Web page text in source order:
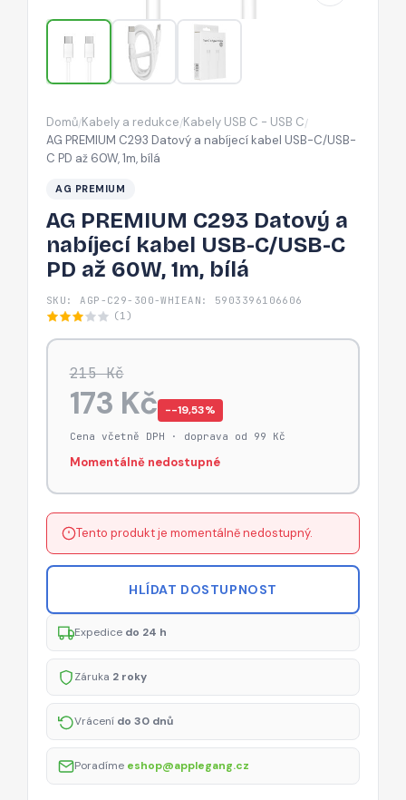
kabel
USB-
C
až
Domů/Kabely a redukce/Kabely USB C - USB C/
AG PREMIUM C293 Datový a nabíjecí kabel USB-C/USB-
C PD až 60W, 1m, bílá
AG PREMIUM
AG PREMIUM C293 Datový a
nabíjecí kabel USB-C/USB-C
PD až 60W, 1m, bílá
SKU: AGP-C29-300-WHI EAN: 5903396106606
(1)
215 Kč
173 Kč −-19,53%
Cena včetně DPH · doprava od 99 Kč
Momentálně nedostupné
Tento produkt je momentálně nedostupný.
HLÍDAT DOSTUPNOST
Expedice do 24 h
Záruka 2 roky
Vrácení do 30 dnů
Poradíme eshop@applegang.cz